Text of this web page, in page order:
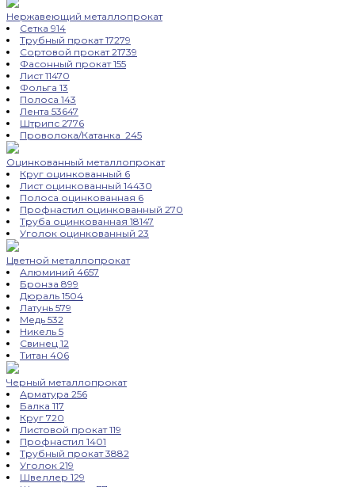
Нержавеющий металлопрокат
Сетка 914
Трубный прокат17279
Сортовой прокат21739
Фасонный прокат155
Лист11470
Фольга 13
Полоса 143
Лента 53647
Штрипс 2776
Проволока/Катанка 245
Оцинкованный металлопрокат
Круг оцинкованный 6
Лист оцинкованный 14430
Полоса оцинкованная 6
Профнастил оцинкованный 270
Труба оцинкованная 18147
Уголок оцинкованный 23
Цветной металлопрокат
Алюминий 4657
Бронза 899
Дюраль 1504
Латунь 579
Медь 532
Никель 5
Свинец 12
Титан 406
Черный металлопрокат
Арматура 256
Балка 117
Круг 720
Листовой прокат119
Профнастил 1401
Трубный прокат3882
Уголок 219
Швеллер 129